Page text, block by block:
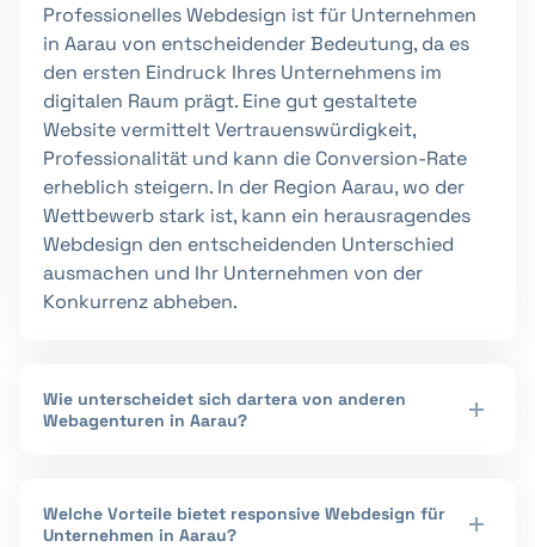
Professionelles Webdesign ist für Unternehmen
in Aarau von entscheidender Bedeutung, da es
den ersten Eindruck Ihres Unternehmens im
digitalen Raum prägt. Eine gut gestaltete
Website vermittelt Vertrauenswürdigkeit,
Professionalität und kann die Conversion-Rate
erheblich steigern. In der Region Aarau, wo der
Wettbewerb stark ist, kann ein herausragendes
Webdesign den entscheidenden Unterschied
ausmachen und Ihr Unternehmen von der
Konkurrenz abheben.
Wie unterscheidet sich dartera von anderen
Webagenturen in Aarau?
Welche Vorteile bietet responsive Webdesign für
Unternehmen in Aarau?